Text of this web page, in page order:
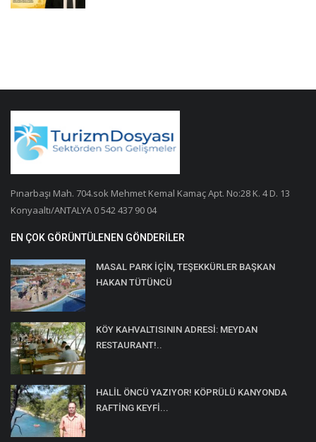
Pınarbaşı Mah. 704.sok Mehmet Kemal Kamaç Apt. No:28 K. 4 D. 13
Konyaaltı/ANTALYA 0 542 437 90 04
EN ÇOK GÖRÜNTÜLENEN GÖNDERILER
MASAL PARK İÇİN, TEŞEKKÜRLER BAŞKAN
HAKAN TÜTÜNCÜ
KÖY KAHVALTISININ ADRESİ: MEYDAN
RESTAURANT!..
HALİL ÖNCÜ YAZIYOR! KÖPRÜLÜ KANYONDA
RAFTİNG KEYFİ...